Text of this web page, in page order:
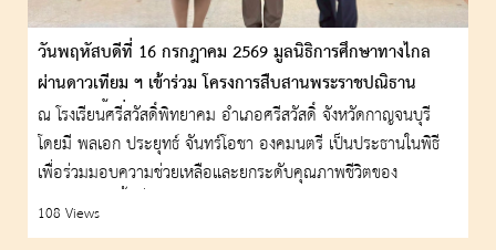
วันพฤหัสบดีที่ 16 กรกฎาคม 2569 มูลนิธิการศึกษาทางไกล
ผ่านดาวเทียม ฯ เข้าร่วม โครงการสืบสานพระราชปณิธาน
(คสป.) ครั้งที่ 25
ณ โรงเรียนศรีสวัสดิ์พิทยาคม อำเภอศรีสวัสดิ์ จังหวัดกาญจนบุรี
โดยมี พลเอก ประยุทธ์ จันทร์โอชา องคมนตรี เป็นประธานในพิธี
เพื่อร่วมมอบความช่วยเหลือและยกระดับคุณภาพชีวิตของ
ประชาชนในพื้นที่
108 Views